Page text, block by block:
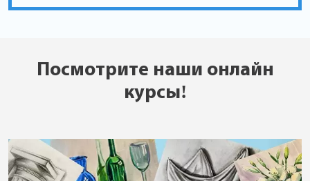
Посмотрите наши онлайн
курсы!